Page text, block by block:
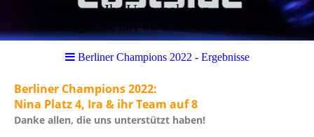
Ihr Unternehmen
Bitte fügen Sie hier Ihren Webseiten-Titel ein.
Berliner Champions 2022 - Ergebnisse
Berliner Champions 2022:
Nina Platz 4, Ira & ihr Team auf 8
Danke allen, die uns unterstützt haben!